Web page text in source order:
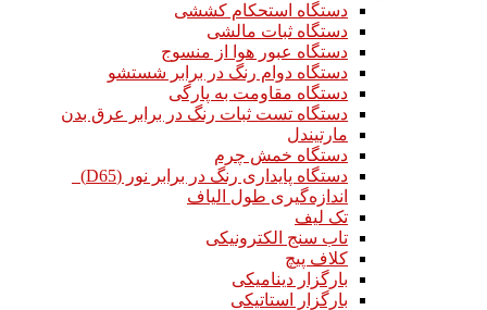
دستگاه استحکام کششی
دستگاه ثبات مالشی
دستگاه عبور هوا از منسوج
دستگاه دوام رنگ در برابر شستشو
دستگاه مقاومت به پارگی
دستگاه تست ثبات رنگ در برابر عرق بدن
مارتیندل
دستگاه خمش چرم
دستگاه پایداری رنگ در برابر نور (D65)
اندازه‌گیری طول الیاف
تک لیف
تاب سنج الکترونیکی
کلاف پیچ
بارگزار دینامیکی
بارگزار استاتیکی